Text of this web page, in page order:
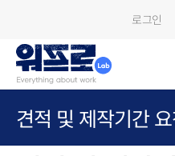
로그인
견적 및 제작기간